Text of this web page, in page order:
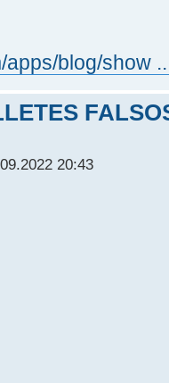
blog/show
20:43